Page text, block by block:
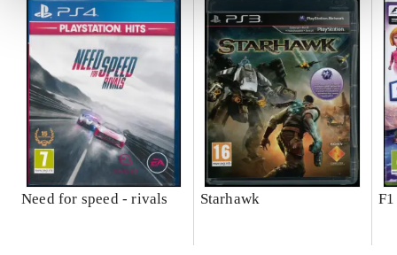
Need for speed - rivals Starhawk